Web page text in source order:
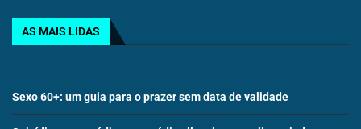
AS MAIS LIDAS
Sexo 60+: um guia para o prazer sem data de validade